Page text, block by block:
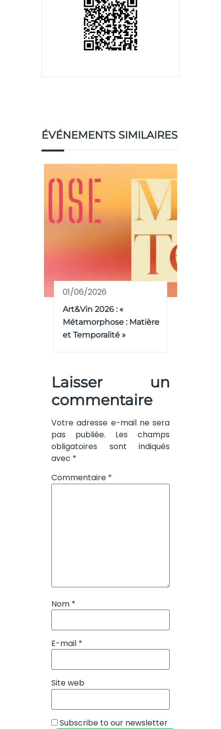
ÉVÉNEMENTS SIMILAIRES
01/06/2026
Art&Vin 2026 : «
Métamorphose : Matière
et Temporalité »
Laisser un
commentaire
Votre adresse e-mail ne sera
pas publiée.
Les champs
obligatoires sont indiqués
avec *
Commentaire *
Nom *
E-mail *
Site web
Subscribe to our newsletter